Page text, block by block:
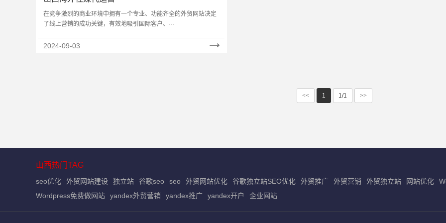
在竞争激烈的商业环境中拥有一个专业、功能齐全的外贸网站决定
了线上营销的成功关键，有效地吸引国际客户、···
2024-09-03
<< 1 1/1 >>
山西热门TAG
seo优化 外贸网站建设 独立站 谷歌seo seo 外贸网站优化 谷歌独立站SEO优化 外贸推广 外贸营销 外贸独立站 网站优化
Wordpress免费做网站
yandex外贸营销 yandex推广 yandex开户 企业网站